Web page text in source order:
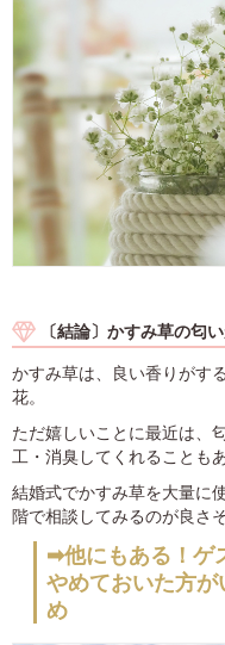
〔結論〕かすみ草の匂
かすみ草は、良い香りがす
花。
ただ嬉しいことに最近は、
工・消臭してくれることも
結婚式でかすみ草を大量に
階で相談してみるのが良さ
➡他にもある！ゲ
やめておいた方が
め